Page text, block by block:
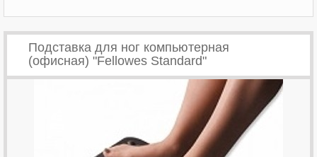
Подставка для ног компьютерная
(офисная) "Fellowes Standard"